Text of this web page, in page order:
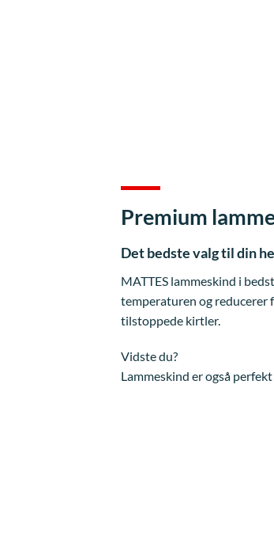
Premium
Det bedste valg til din
MATTES lammeskind i
temperaturen og reducerer
tilstoppede kirtler.
Vidste du?
Lammeskind er også